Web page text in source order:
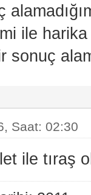
ile
sonuç
Saat: 02:30
ile tıraş